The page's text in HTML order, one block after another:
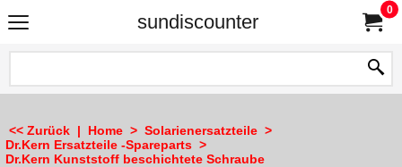
sundiscounter
0
<< Zurück | Home > Solarienersatzteile >
Dr.Kern Ersatzteile -Spareparts >
Dr.Kern Kunststoff beschichtete Schraube